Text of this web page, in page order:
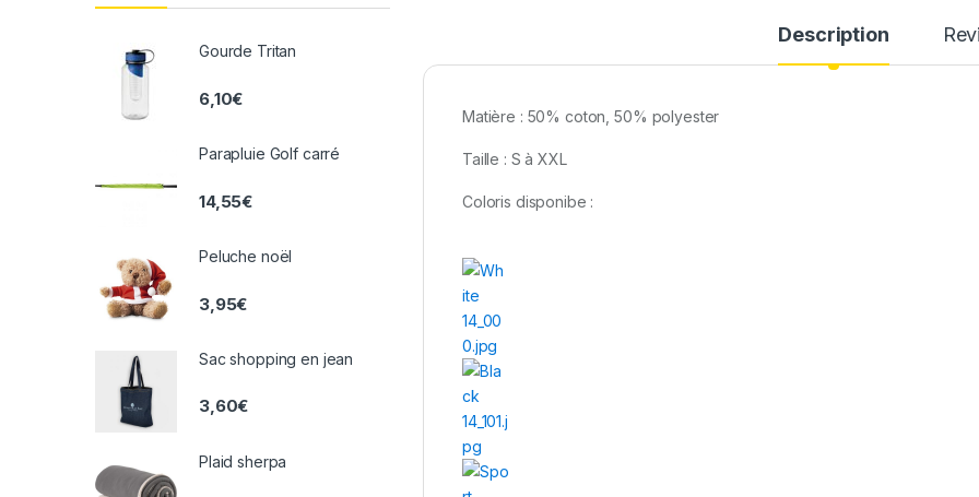
Description
Matière : 50% coton, 50% polyester
Taille : S à XXL
Coloris disponibe :
Gourde Tritan
6,10€
Parapluie Golf carré
14,55€
Peluche noël
3,95€
Sac shopping en jean
3,60€
Plaid sherpa